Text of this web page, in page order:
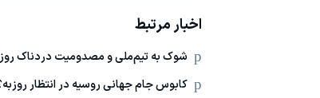
اخبار مرتبط
شوک به تیم‌ملی و مصدومیت دردناک
کابوس جام جهانی روسیه در انتظار